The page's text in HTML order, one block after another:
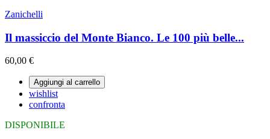
Zanichelli
Il massiccio del Monte Bianco. Le 100 più belle...
60,00 €
Aggiungi al carrello
wishlist
confronta
DISPONIBILE